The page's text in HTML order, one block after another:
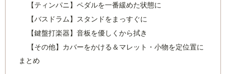
【ティンパニ】ペダルを一番緩めた状態に
【バスドラム】スタンドをまっすぐに
【鍵盤打楽器】音板を優しくから拭き
【その他】カバーをかける＆マレット・小物を定位置に
まとめ